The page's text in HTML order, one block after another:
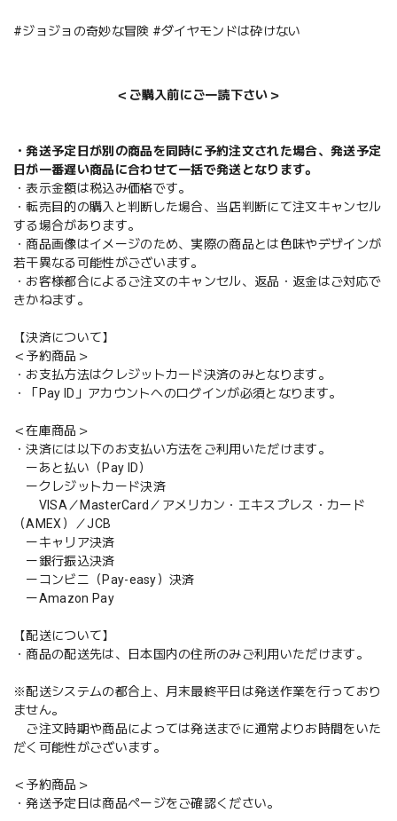
#ジョジョの奇妙な冒険 #ダイヤモンドは砕けない
＜ご購入前にご一読下さい＞
・発送予定日が別の商品を同時に予約注文された場合、発送予定
日が一番遅い商品に合わせて一括で発送となります。
・表示金額は税込み価格です。
・転売目的の購入と判断した場合、当店判断にて注文キャンセル
する場合があります。
・商品画像はイメージのため、実際の商品とは色味やデザインが
若干異なる可能性がございます。
・お客様都合によるご注文のキャンセル、返品・返金はご対応で
きかねます。
【決済について】
＜予約商品＞
・お支払方法はクレジットカード決済のみとなります。
・「Pay ID」アカウントへのログインが必須となります。
＜在庫商品＞
・決済には以下のお支払い方法をご利用いただけます。
ーあと払い（Pay ID）
ークレジットカード決済
VISA／MasterCard／アメリカン・エキスプレス・カード
（AMEX）／JCB
ーキャリア決済
ー銀行振込決済
ーコンビニ（Pay-easy）決済
ーAmazon Pay
【配送について】
・商品の配送先は、日本国内の住所のみご利用いただけます。
※配送システムの都合上、月末最終平日は発送作業を行っており
ません。
ご注文時期や商品によっては発送までに通常よりお時間をいた
だく可能性がございます。
＜予約商品＞
・発送予定日は商品ページをご確認ください。